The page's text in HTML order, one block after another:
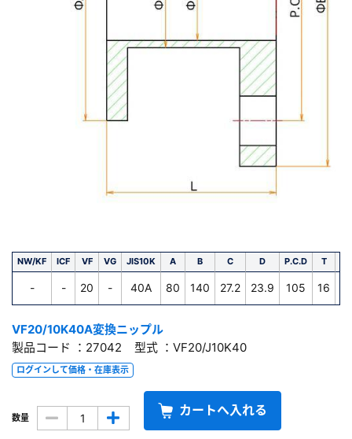
NW/KF ICF VF VG JIS10K A B C D P.C.D T
- - 20 - 40A 80 140 27.2 23.9 105 16
VF20/10K40A変換ニップル
製品コード ：27042 型式 ：VF20/J10K40
ログインして価格・在庫表示
数量 カートへ入れる